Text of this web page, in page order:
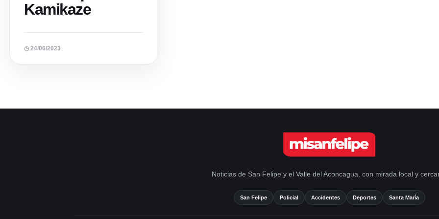
Kamikaze
◷ 24/06/2023
Noticias de San Felipe y el Valle del Aconcagua, con mirada local y
San Felipe Policial Accidentes Deportes Santa María